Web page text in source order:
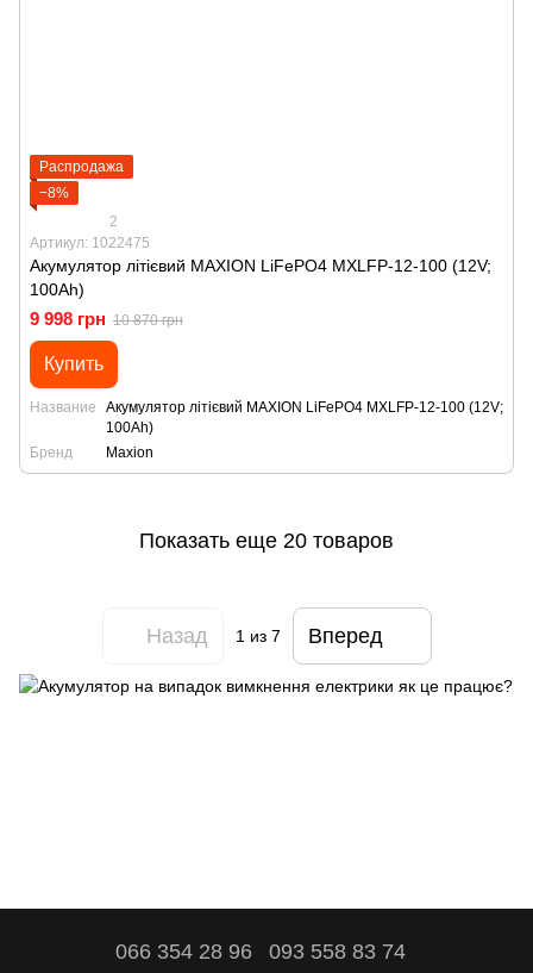
Распродажа
−8%
2
Артикул: 1022475
Акумулятор літієвий MAXION LiFePO4 MXLFP-12-100 (12V;
100Ah)
9 998 грн 10 870 грн
Купить
Название
Акумулятор літієвий MAXION LiFePO4 MXLFP-12-100 (12V;
100Ah)
Бренд
Maxion
Показать еще 20 товаров
Назад 1 из 7 Вперед
066 354 28 96 093 558 83 74